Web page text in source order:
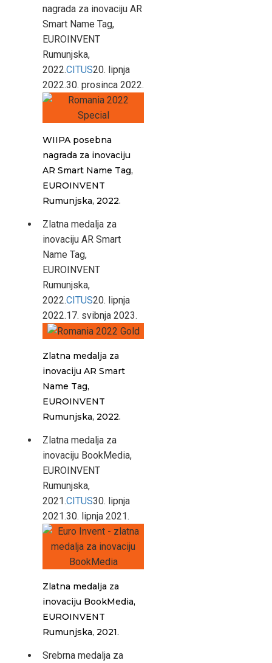
nagrada za inovaciju AR
Smart Name Tag,
EUROINVENT
Rumunjska,
2022.CITUS20. lipnja
2022.30. prosinca 2022.
WIIPA posebna
nagrada za inovaciju
AR Smart Name Tag,
EUROINVENT
Rumunjska, 2022.
Zlatna medalja za
inovaciju AR Smart
Name Tag,
EUROINVENT
Rumunjska,
2022.CITUS20. lipnja
2022.17. svibnja 2023.
Zlatna medalja za
inovaciju AR Smart
Name Tag,
EUROINVENT
Rumunjska, 2022.
Zlatna medalja za
inovaciju BookMedia,
EUROINVENT
Rumunjska,
2021.CITUS30. lipnja
2021.30. lipnja 2021.
Zlatna medalja za
inovaciju BookMedia,
EUROINVENT
Rumunjska, 2021.
Srebrna medalja za